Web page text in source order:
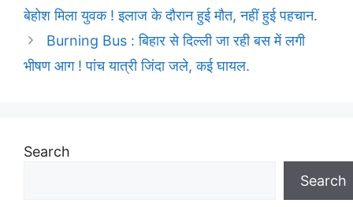
बेहोश मिला युवक ! इलाज के दौरान हुई मौत, नहीं हुई पहचान.
Burning Bus : बिहार से दिल्ली जा रही बस में लगी
भीषण आग ! पांच यात्री जिंदा जले, कई घायल.
Search
Search